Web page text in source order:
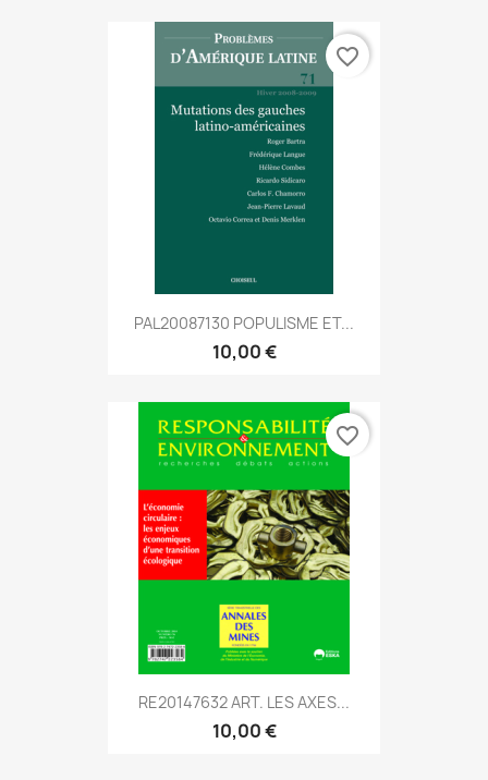
PAL20087130 POPULISME ET...
10,00 €
favorite_border
RE20147632 ART. LES AXES...
10,00 €
favorite_border